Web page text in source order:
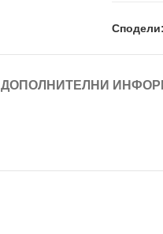
Сподели:
ДОПОЛНИТЕЛНИ